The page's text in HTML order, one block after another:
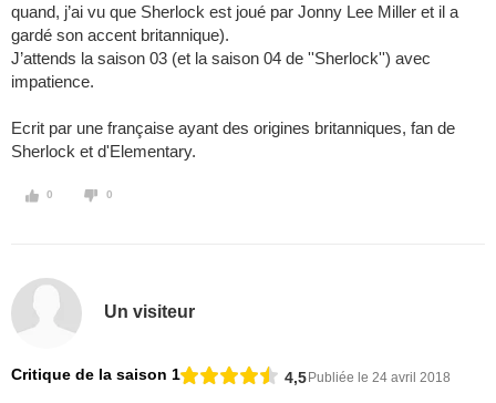
quand, j’ai vu que Sherlock est joué par Jonny Lee Miller et il a
gardé son accent britannique).
J’attends la saison 03 (et la saison 04 de ''Sherlock'') avec
impatience.
Ecrit par une française ayant des origines britanniques, fan de
Sherlock et d'Elementary.
0 0
Un visiteur
Critique de la saison 1 4,5Publiée le 24 avril 2018